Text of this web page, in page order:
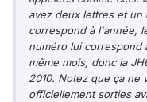
avez deux lettres et un
correspond à l'année,
numéro lui
même mois, donc la
2010. Notez que ça ne
officiellement sorties